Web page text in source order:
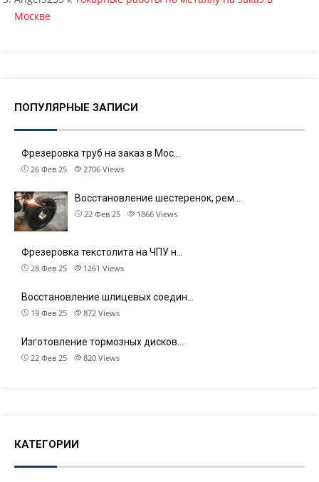
Москве
ПОПУЛЯРНЫЕ ЗАПИСИ
Фрезеровка труб на заказ в Мос…
26 Фев 25 2706 Views
Восстановление шестеренок, рем…
22 Фев 25 1866 Views
Фрезеровка текстолита на ЧПУ н…
28 Фев 25 1261 Views
Восстановление шлицевых соедин…
19 Фев 25 872 Views
Изготовление тормозных дисков…
22 Фев 25 820 Views
КАТЕГОРИИ